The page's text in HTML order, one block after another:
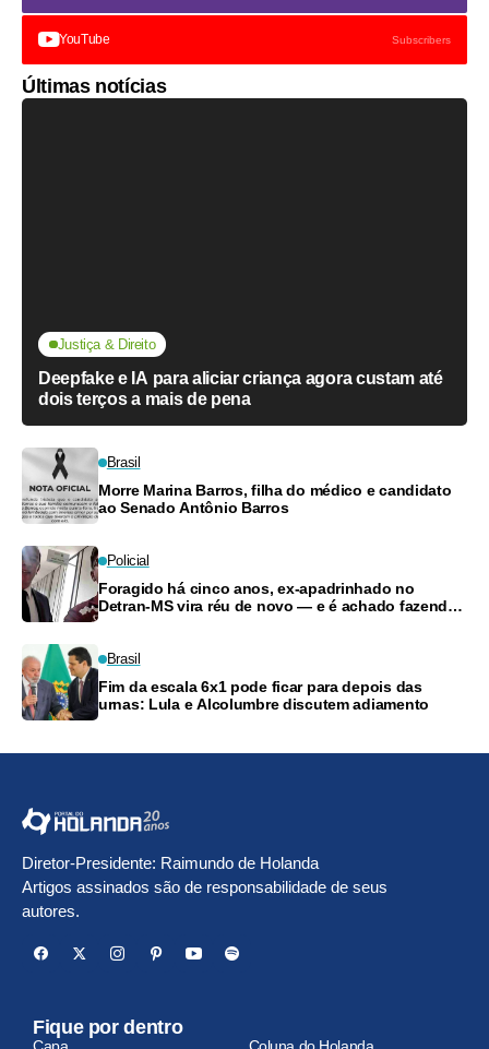
YouTube Subscribers
Últimas notícias
Justiça & Direito
Deepfake e IA para aliciar criança agora custam até
dois terços a mais de pena
Brasil
Morre Marina Barros, filha do médico e candidato
ao Senado Antônio Barros
Policial
Foragido há cinco anos, ex-apadrinhado no
Detran-MS vira réu de novo — e é achado fazendo
Brasil
Fim da escala 6x1 pode ficar para depois das
urnas: Lula e Alcolumbre discutem adiamento
Diretor-Presidente: Raimundo de Holanda
Artigos assinados são de responsabilidade de seus
autores.
Fique por dentro